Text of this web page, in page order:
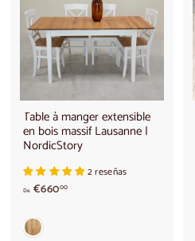
0
0
,
0
0
Table à manger extensible
en bois massif Lausanne |
NordicStory
2 reseñas
De €66000À